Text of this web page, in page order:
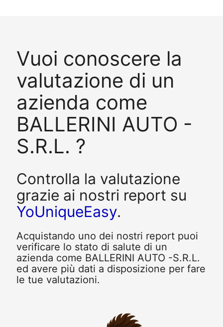
Vuoi conoscere la
valutazione di un
azienda come
BALLERINI AUTO -
S.R.L. ?
Controlla la valutazione
grazie ai nostri report su
YoUniqueEasy.
Acquistando uno dei nostri report puoi
verificare lo stato di salute di un
azienda come BALLERINI AUTO -S.R.L.
ed avere più dati a disposizione per fare
le tue valutazioni.